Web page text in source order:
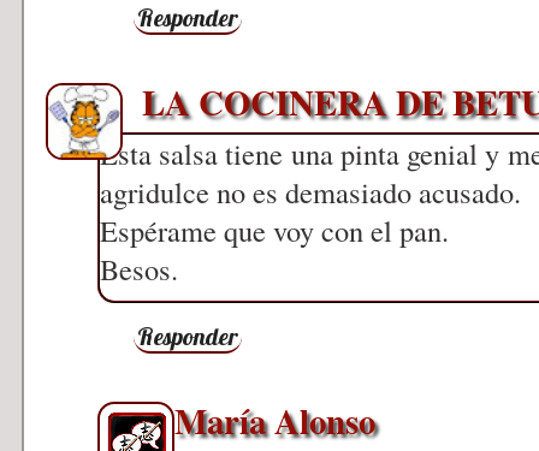
Responder
LA COCINERA DE
Esta salsa tiene una pinta genial y
agridulce no es demasiado acusado.
Espérame que voy con el pan.
Besos.
Responder
María Alonso